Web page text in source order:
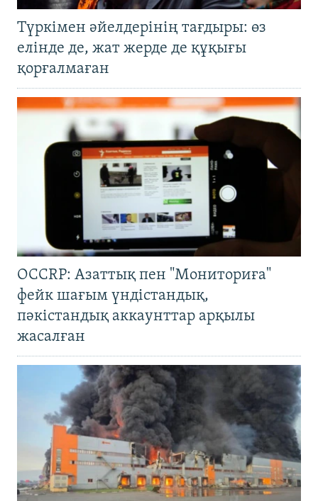
Түркімен әйелдерінің тағдыры: өз
елінде де, жат жерде де құқығы
қорғалмаған
OCCRP: Азаттық пен "Мониториға"
фейк шағым үндістандық,
пәкістандық аккаунттар арқылы
жасалған